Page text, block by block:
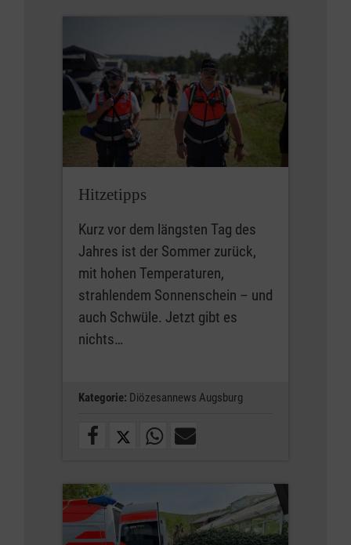
Hitzetipps
Kurz vor dem längsten Tag des
Jahres ist der Sommer zurück,
mit hohen Temperaturen,
strahlendem Sonnenschein – und
auch Schwüle. Jetzt gibt es
nichts…
Kategorie: Diözesannews Augsburg